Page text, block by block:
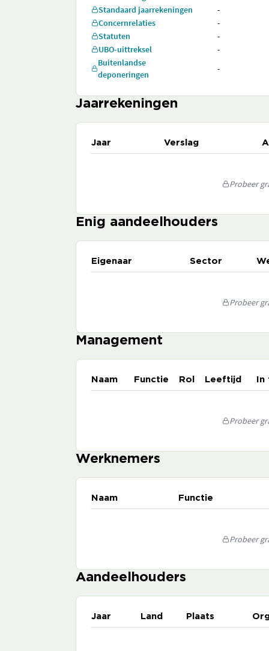
Standaard jaarrekeningen
-
Concernrelaties
-
Statuten
-
UBO-uittreksel
-
Buitenlandse
deponeringen
-
Jaarrekeningen
Jaar Verslag
Probeer
Enig aandeelhouders
Eigenaar Sector
Probeer
Management
Naam Functie Rol Leeftijd
Probeer
Werknemers
Naam Functie
Probeer
Aandeelhouders
Jaar Land Plaats